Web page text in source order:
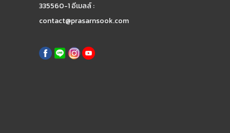
335560-1 อีเมลล์ :
contact@prasarnsook.com